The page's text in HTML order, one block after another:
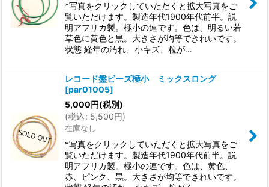
*写真をクリックしていただくと拡大写真をご
覧いただけます。製造年代1900年代前半。説
明アフリカ製。極小の連です。色は、明るい若
草色に黄色と黒。大きさが均等できれいです。
状態 経年の汚れ、小キズ、粒が…
レコード盤ビーズ極小 ミックスロング
[par01005]
5,000円(税別)
(税込: 5,500円)
在庫なし
*写真をクリックしていただくと拡大写真をご
覧いただけます。製造年代1900年代前半。説
明アフリカ製。極小の連です。色は、黄色、
赤、ピンク、黒。大きさが均等できれいです。